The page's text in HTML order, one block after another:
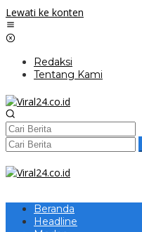
Lewati ke konten
Redaksi
Tentang Kami
Beranda
Headline